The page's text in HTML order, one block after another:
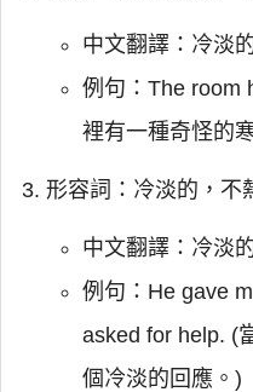
中文翻譯：冷淡
例句：The room
裡有一種奇怪的
形容詞：冷淡的，不
中文翻譯：冷淡
例句：He gave
asked for help. (
個冷淡的回應。)